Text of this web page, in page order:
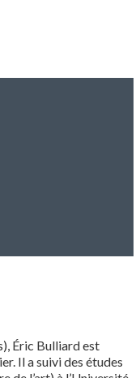
Éric Bulliard est
Il a suivi des études